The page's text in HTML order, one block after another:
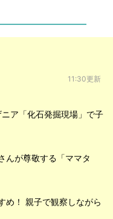
11:30更新
ア「化石発掘現場」で子
んが尊敬する「ママタ
め！ 親子で観察しながら